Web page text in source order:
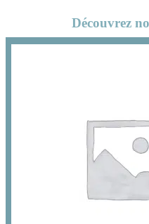
Découvrez